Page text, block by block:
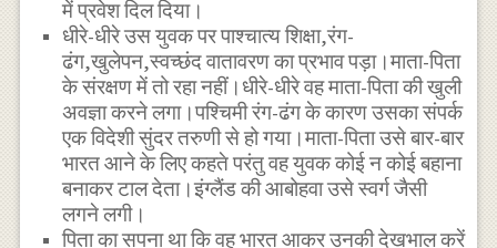
में प्रवेश दिल दिया।
धीरे-धीरे उस युवक पर पाश्चात्य शिक्षा,रंग-
ढंग,खुलेपन,स्वच्छंद वातावरण का प्रभाव पड़ा।माता-पिता
के संरक्षण में तो रहा नहीं।धीरे-धीरे वह माता-पिता की खुली
अवज्ञा करने लगा।पश्चिमी रंग-ढंग के कारण उसका संपर्क
एक विदेशी सुंदर तरुणी से हो गया।माता-पिता उसे बार-बार
भारत आने के लिए कहते परंतु वह युवक कोई न कोई बहाना
बनाकर टाल देता।इंग्लैंड की आबोहवा उसे स्वर्ग जैसी
लगने लगी।
पिता का सपना था कि वह भारत आकर उनकी देखभाल करें